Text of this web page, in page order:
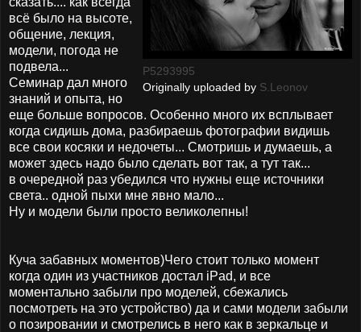
P5293995
Originally uploaded by S.Leonov
всё было на высоте,
общение, лекция,
модели, погода не
подвела...
Семинар дал много
знаний и опыта, но
еще больше вопросов. Особенно много их всплывает
когда сидишь дома, разбираешь фотографии видишь
все свои косяки и недочеты... Смотришь и думаешь, а
может здесь надо было сделать вот так, а тут так...
в очередной раз убедился что нужны еще источники
света.. одной пыхи мне явно мало...
Ну и модели были просто великолепны!
Куча забавных моментов)Чего стоит только момент
когда один из участников достал iPad, и все
моментально забыли про моделей, сбежались
посмотреть на это устройство) да и сами модели забыли
о позировании и смотрелись в него как в зеркальце и